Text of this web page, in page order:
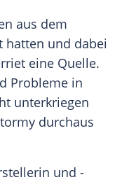
aus dem
hatten und dabei
eine Quelle.
Probleme in
unterkriegen
durchaus
und -